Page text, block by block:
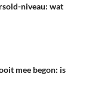
niveau: wat
mee begon: is